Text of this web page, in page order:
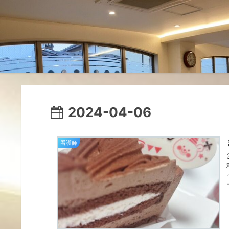
2024-04-06
看護師